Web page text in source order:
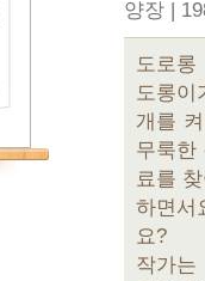
양장 |
도로롱
도롱이
개를
무룩한
료를
하면
요?
작가